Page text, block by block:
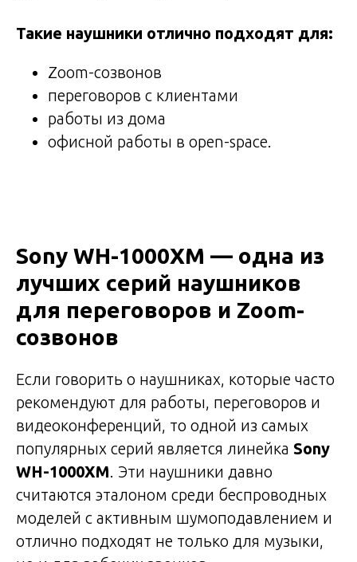
Такие наушники отлично подходят для:
Zoom-созвонов
переговоров с клиентами
работы из дома
офисной работы в open-space.
Sony WH-1000XM — одна из
лучших серий наушников
для переговоров и Zoom-
созвонов
Если говорить о наушниках, которые часто
рекомендуют для работы, переговоров и
видеоконференций, то одной из самых
популярных серий является линейка Sony
WH-1000XM. Эти наушники давно
считаются эталоном среди беспроводных
моделей с активным шумоподавлением и
отлично подходят не только для музыки,